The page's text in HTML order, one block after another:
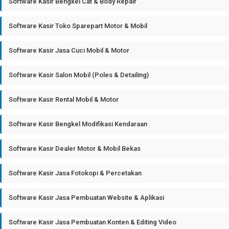
Software Kasir Toko Sparepart Motor & Mobil
Software Kasir Jasa Cuci Mobil & Motor
Software Kasir Salon Mobil (Poles & Detailing)
Software Kasir Rental Mobil & Motor
Software Kasir Bengkel Modifikasi Kendaraan
Software Kasir Dealer Motor & Mobil Bekas
Software Kasir Jasa Fotokopi & Percetakan
Software Kasir Jasa Pembuatan Website & Aplikasi
Software Kasir Jasa Pembuatan Konten & Editing Video